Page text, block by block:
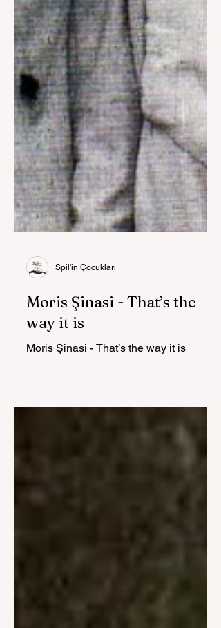
Spil'in Çocukları
Moris Şinasi - That’s the
way it is